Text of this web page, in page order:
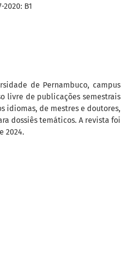
2020: B1
de Pernambuco, campus
livre de publicações semestrais
idiomas, de mestres e doutores,
dossiês temáticos. A revista foi
2024.